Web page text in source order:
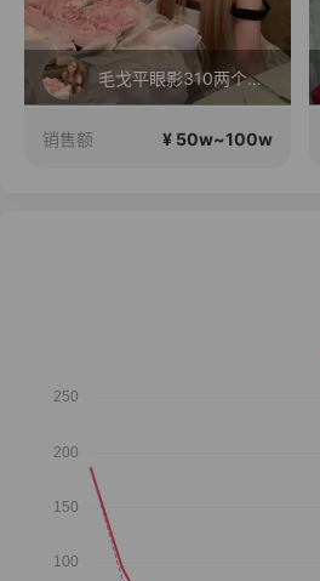
毛戈平眼影310两个正装！
销售额 ¥ 50w~100w